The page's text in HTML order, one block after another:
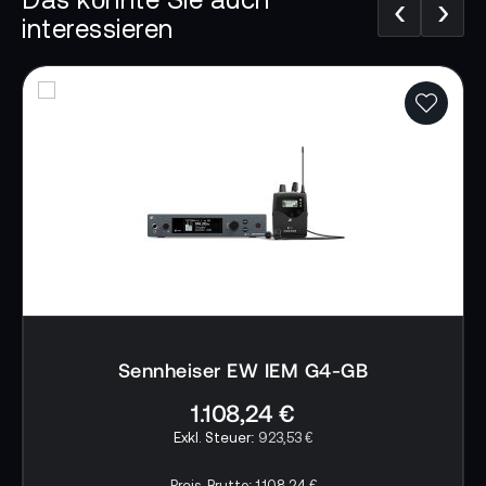
Eigenschaften Sennheiser EW-DP ME4 SET:
Volldigitales, drahtloses UHF-Mikrofonsystem
Intelligente Benachrichtigungen
Batteriemanagement mit Restlaufanzeige
stapeln
134 dB Eingangsdynamik für verzerrungsfreie
interessieren
Sennheiser EW IEM G4-GB
1.108,24 €
923,53 €
‹ ›